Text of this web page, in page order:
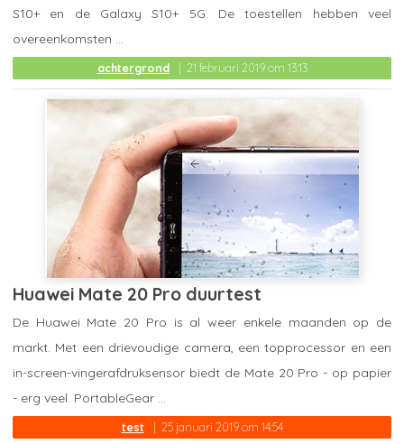
achtergrond 21 februari 2019 om 13:13
S10+ en de Galaxy S10+ 5G. De toestellen hebben veel
overeenkomsten ...
Huawei Mate 20 Pro duurtest
test 25 januari 2019 om 14:54
De Huawei Mate 20 Pro is al weer enkele maanden op de
markt. Met een drievoudige camera, een topprocessor en een
in-screen-vingerafdruksensor biedt de Mate 20 Pro - op papier
- erg veel. PortableGear ...